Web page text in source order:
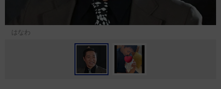
はなわ